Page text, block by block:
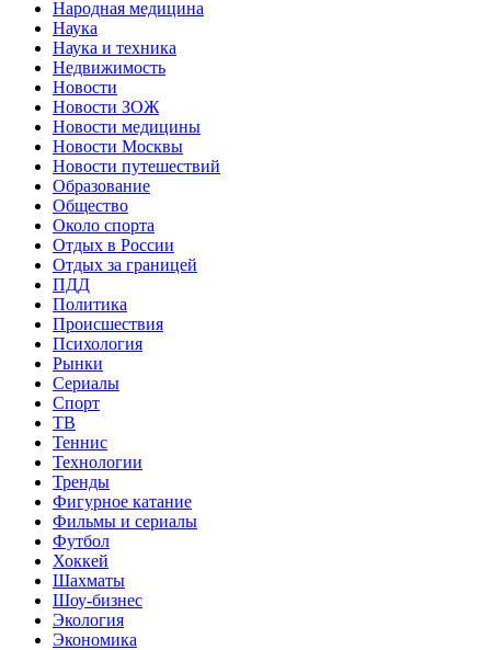
Народная медицина
Наука
Наука и техника
Недвижимость
Новости
Новости ЗОЖ
Новости медицины
Новости Москвы
Новости путешествий
Образование
Общество
Около спорта
Отдых в России
Отдых за границей
ПДД
Политика
Происшествия
Психология
Рынки
Сериалы
Спорт
ТВ
Теннис
Технологии
Тренды
Фигурное катание
Фильмы и сериалы
Футбол
Хоккей
Шахматы
Шоу-бизнес
Экология
Экономика